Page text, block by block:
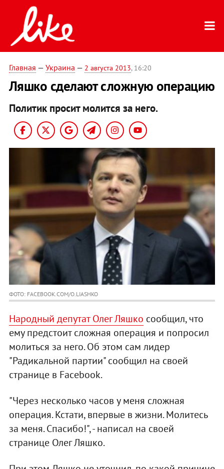
Главная — Украина — 2 августа 2013, 16:20
Ляшко сделают сложную операцию
Политик просит молится за него.
ФОТО: FACEBOOK.COM/O.LIASHKO
Народный депутат Олег Ляшко сообщил, что
ему предстоит сложная операция и попросил
молиться за него. Об этом сам лидер
"Радикальной партии" сообщил на своей
странице в Facebook.
"Через несколько часов у меня сложная
операция. Кстати, впервые в жизни. Молитесь
за меня. Спасибо!", - написал на своей
странице Олег Ляшко.